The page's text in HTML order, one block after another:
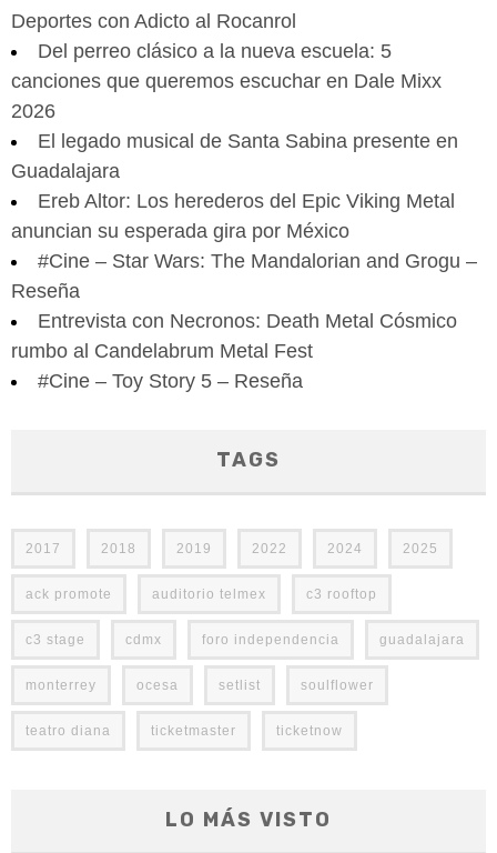
Deportes con Adicto al Rocanrol
Del perreo clásico a la nueva escuela: 5
canciones que queremos escuchar en Dale Mixx
2026
El legado musical de Santa Sabina presente en
Guadalajara
Ereb Altor: Los herederos del Epic Viking Metal
anuncian su esperada gira por México
#Cine – Star Wars: The Mandalorian and Grogu –
Reseña
Entrevista con Necronos: Death Metal Cósmico
rumbo al Candelabrum Metal Fest
#Cine – Toy Story 5 – Reseña
TAGS
2017 2018 2019 2022 2024 2025
ack promote auditorio telmex c3 rooftop
c3 stage cdmx foro independencia guadalajara
monterrey ocesa setlist soulflower
teatro diana ticketmaster ticketnow
LO MÁS VISTO